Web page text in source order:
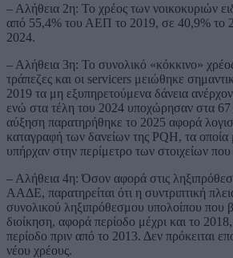
– Αλήθεια 2η: Το χρέος των νοικοκυριών
από 55,4% του ΑΕΠ το 2019, σε 40,9% το
2024.
– Αλήθεια 3η: Το συνολικό «κόκκινο» χρέος
τράπεζες και οι servicers μειώθηκε
2019 τα μη εξυπηρετούμενα δάνεια
ενώ στα τέλη του 2024 υποχώρησαν στα
αύξηση παρατηρήθηκε το 2025 αφορά
καταγραφή των δανείων της PQH, τα οποία
υπήρχαν στην περίμετρο των στοιχείων
– Αλήθεια 4η: Όσον αφορά στις
ΑΑΔΕ, παρατηρείται ότι η συντριπτική
συνολικού ληξιπρόθεσμου υπολοίπου που
διοίκηση, αφορά περίοδο μέχρι και το
περίοδο πριν από το 2013. Δεν πρόκειται
νέου χρέους.